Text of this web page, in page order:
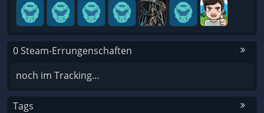
0 Steam-Errungenschaften
noch im Tracking...
Tags